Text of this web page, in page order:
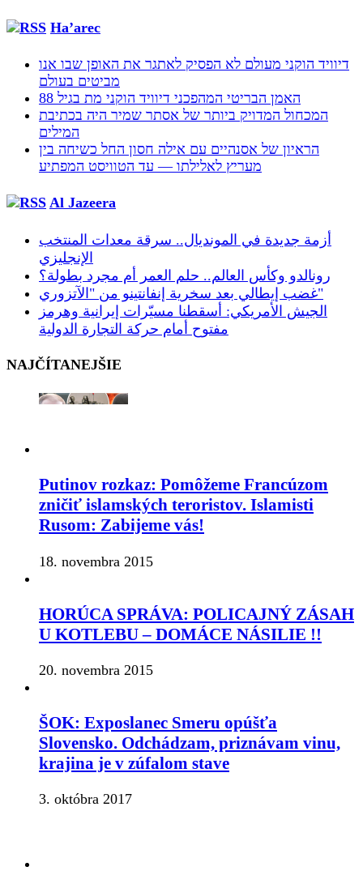
Ha’arec
דיוויד הוקני מעולם לא הפסיק לאתגר את האופן שבו אנו
מביטים בעולם
האמן הבריטי המהפכני דיוויד הוקני מת בגיל 88
המכחול המדויק ביותר של אסתר שמיר היה בכתיבת
המילים
הראיון של אסנהיים עם אילה חסון החל כשיחה בין
מעריץ לאלילתו — עד הטוויסט המפתיע
Al Jazeera
أزمة جديدة في المونديال.. سرقة معدات المنتخب
الإنجليزي
رونالدو وكأس العالم.. حلم العمر أم مجرد بطولة؟
غضب إيطالي بعد سخرية إنفانتينو من "الآتزوري"
الجيش الأمريكي: أسقطنا مسيّرات إيرانية وهرمز
مفتوح أمام حركة التجارة الدولية
NAJČÍTANEJŠIE
Putinov rozkaz: Pomôžeme Francúzom
zničiť islamských teroristov. Islamisti
Rusom: Zabijeme vás!
18. novembra 2015
HORÚCA SPRÁVA: POLICAJNÝ ZÁSAH
U KOTLEBU – DOMÁCE NÁSILIE !!
20. novembra 2015
ŠOK: Exposlanec Smeru opúšťa
Slovensko. Odchádzam, priznávam vinu,
krajina je v zúfalom stave
3. októbra 2017